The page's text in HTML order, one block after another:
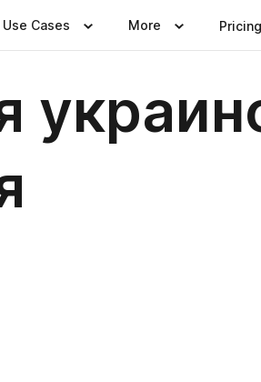
Use Cases More Pricing